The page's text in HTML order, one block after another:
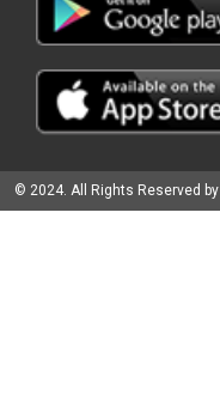
© 2024. All Rights Reserved by